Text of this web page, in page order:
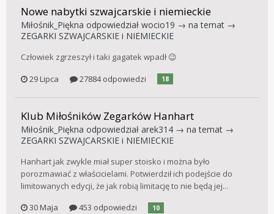
Nowe nabytki szwajcarskie i niemieckie
Miłośnik_Piękna odpowiedział wocio19 → na temat →
ZEGARKI SZWAJCARSKIE i NIEMIECKIE
Człowiek zgrzeszył i taki gagatek wpadł 😉
29 Lipca
27884 odpowiedzi 18
Klub Miłośników Zegarków Hanhart
Miłośnik_Piękna odpowiedział arek314 → na temat →
ZEGARKI SZWAJCARSKIE i NIEMIECKIE
Hanhart jak zwykle miał super stoisko i można było
porozmawiać z właścicielami. Potwierdził ich podejście do
limitowanych edycji, że jak robią limitację to nie będą jej...
30 Maja
453 odpowiedzi 10